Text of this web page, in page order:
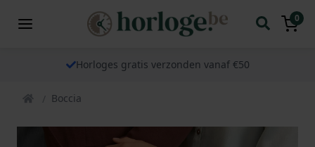
0
Horloges gratis verzonden vanaf €50
Boccia